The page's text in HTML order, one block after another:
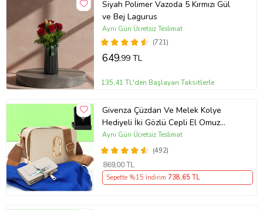
Siyah Polimer Vazoda 5 Kırmızı Gül
ve Bej Lagurus
(721)
Aynı Gün Ücretsiz Teslimat
649,99 TL
135,41 TL'den Başlayan Taksitlerle
Givenza Çüzdan Ve Melek Kolye
Hediyeli İki Gözlü Cepli El Omuz
Çanta (Krem)
(492)
Aynı Gün Ücretsiz Teslimat
869,00 TL
Sepette %15 İndirim 738,65 TL